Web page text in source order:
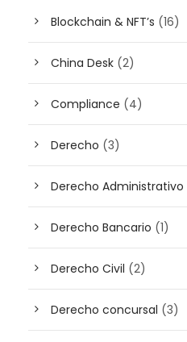
Blockchain & NFT’s (16)
China Desk (2)
Compliance (4)
Derecho (3)
Derecho Administrativo
Derecho Bancario (1)
Derecho Civil (2)
Derecho concursal (3)